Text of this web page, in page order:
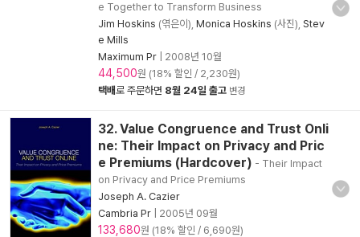
e Together to Transform Business
Jim Hoskins (엮은이), Monica Hoskins (사진), Stev
e Mills
Maximum Pr
2008년 10월
44,500원 (18% 할인 / 2,230원)
택배로 주문하면 8월 24일 출고 변경
32. Value Congruence and Trust Onli
ne: Their Impact on Privacy and Pric
e Premiums (Hardcover) - Their Impact
on Privacy and Price Premiums
Joseph A. Cazier
Cambria Pr
2005년 09월
133,680원 (18% 할인 / 6,690원)